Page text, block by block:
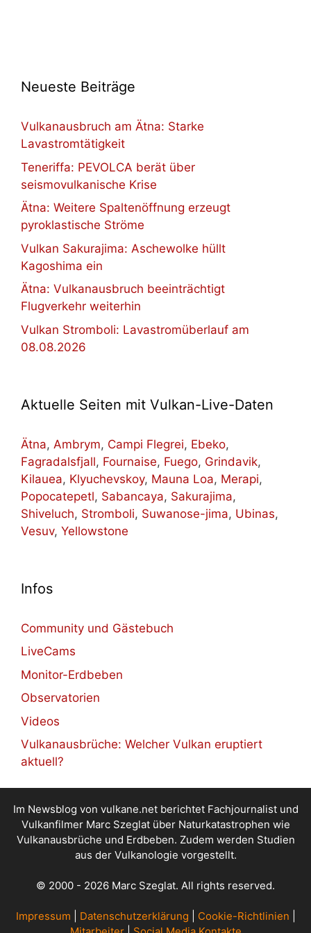
Neueste Beiträge
Vulkanausbruch am Ätna: Starke
Lavastromtätigkeit
Teneriffa: PEVOLCA berät über
seismovulkanische Krise
Ätna: Weitere Spaltenöffnung erzeugt
pyroklastische Ströme
Vulkan Sakurajima: Aschewolke hüllt
Kagoshima ein
Ätna: Vulkanausbruch beeinträchtigt
Flugverkehr weiterhin
Vulkan Stromboli: Lavastromüberlauf am
08.08.2026
Aktuelle Seiten mit Vulkan-Live-Daten
Ätna, Ambrym, Campi Flegrei, Ebeko,
Fagradalsfjall, Fournaise, Fuego, Grindavik,
Kilauea, Klyuchevskoy, Mauna Loa, Merapi,
Popocatepetl, Sabancaya, Sakurajima,
Shiveluch, Stromboli, Suwanose-jima, Ubinas,
Vesuv, Yellowstone
Infos
Community und Gästebuch
LiveCams
Monitor-Erdbeben
Observatorien
Videos
Vulkanausbrüche: Welcher Vulkan eruptiert
aktuell?
Im Newsblog von vulkane.net berichtet Fachjournalist und
Vulkanfilmer Marc Szeglat über Naturkatastrophen wie
Vulkanausbrüche und Erdbeben. Zudem werden Studien
aus der Vulkanologie vorgestellt.
© 2000 - 2026 Marc Szeglat. All rights reserved.
Impressum Datenschutzerklärung Cookie-Richtlinien